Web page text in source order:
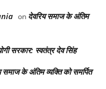
on देवरिय समाज के अंतिम
सरकार: स्वतंत्र देव सिंह
समाज के अंतिम व्यक्ति को समर्पित